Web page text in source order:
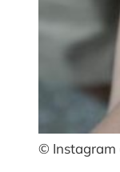
© Instagram